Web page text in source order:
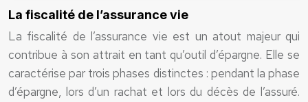
La fiscalité de l’assurance vie
La fiscalité de l’assurance vie est un atout majeur qui
contribue à son attrait en tant qu’outil d’épargne. Elle se
caractérise par trois phases distinctes : pendant la phase
d’épargne, lors d’un rachat et lors du décès de l’assuré.